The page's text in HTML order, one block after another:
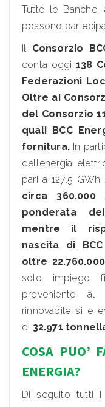
Tutte le Banche,
possono
Il Consorzio
conta oggi 138
Federazioni
Oltre ai
del Consorzio
quali BCC
fornitura. In
dell’energia
pari a 127,5
circa
ponderata
mentre il
nascita di
oltre
solo impiego fi
proveniente
rinnovabile si è
di 32.971
COSA PUO’
ENERGIA?
Di seguito tutti i